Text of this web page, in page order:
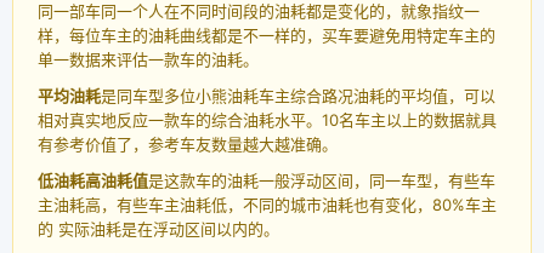
同一部车同一个人在不同时间段的油耗都是变化的，就象指纹一
样，每位车主的油耗曲线都是不一样的，买车要避免用特定车主的
单一数据来评估一款车的油耗。
平均油耗是同车型多位小熊油耗车主综合路况油耗的平均值，可以
相对真实地反应一款车的综合油耗水平。10名车主以上的数据就具
有参考价值了，参考车友数量越大越准确。
低油耗高油耗值是这款车的油耗一般浮动区间，同一车型，有些车
主油耗高，有些车主油耗低，不同的城市油耗也有变化，80%车主
的 实际油耗是在浮动区间以内的。